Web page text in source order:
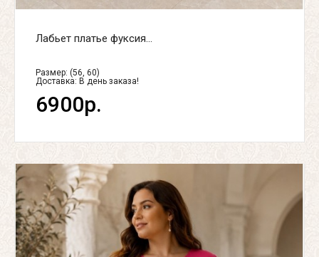
Лабьет платье фуксия...
Размер: (56, 60)
Доставка: В день заказа!
6900р.